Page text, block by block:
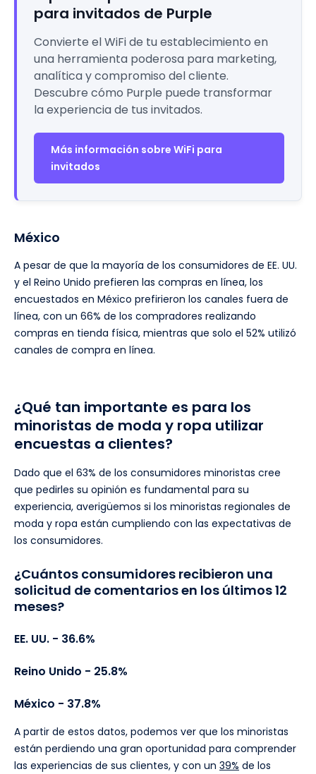
para invitados de Purple
Convierte el WiFi de tu establecimiento en
una herramienta poderosa para marketing,
analítica y compromiso del cliente.
Descubre cómo Purple puede transformar
la experiencia de tus invitados.
Más información sobre WiFi para
invitados
México
A pesar de que la mayoría de los consumidores de EE. UU.
y el Reino Unido prefieren las compras en línea, los
encuestados en México prefirieron los canales fuera de
línea, con un 66% de los compradores realizando
compras en tienda física, mientras que solo el 52% utilizó
canales de compra en línea.
¿Qué tan importante es para los
minoristas de moda y ropa utilizar
encuestas a clientes?
Dado que el 63% de los consumidores minoristas cree
que pedirles su opinión es fundamental para su
experiencia, averigüemos si los minoristas regionales de
moda y ropa están cumpliendo con las expectativas de
los consumidores.
¿Cuántos consumidores recibieron una
solicitud de comentarios en los últimos 12
meses?
EE. UU. - 36.6%
Reino Unido - 25.8%
México - 37.8%
A partir de estos datos, podemos ver que los minoristas
están perdiendo una gran oportunidad para comprender
las experiencias de sus clientes, y con un 39% de los